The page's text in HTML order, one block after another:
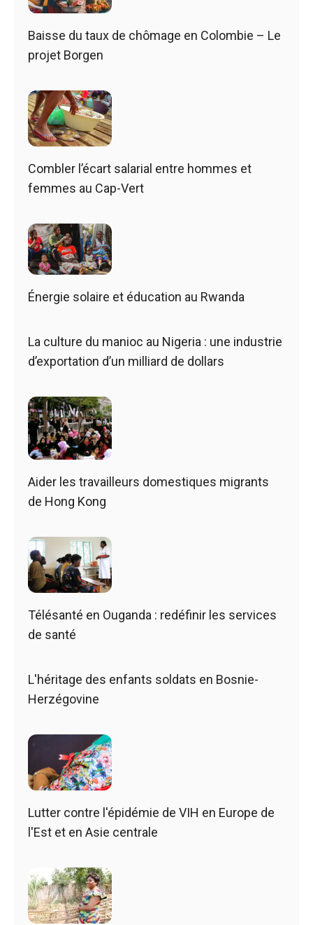
Baisse du taux de chômage en Colombie – Le
projet Borgen
Combler l’écart salarial entre hommes et
femmes au Cap-Vert
Énergie solaire et éducation au Rwanda
La culture du manioc au Nigeria : une industrie
d’exportation d’un milliard de dollars
Aider les travailleurs domestiques migrants
de Hong Kong
Télésanté en Ouganda : redéfinir les services
de santé
L'héritage des enfants soldats en Bosnie-
Herzégovine
Lutter contre l'épidémie de VIH en Europe de
l'Est et en Asie centrale